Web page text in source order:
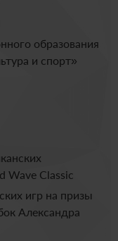
образования
и спорт»
Wave Classic
игр на призы
Александра